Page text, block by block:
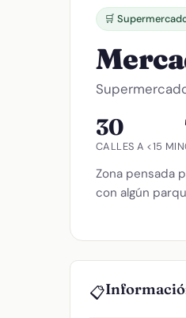
🛒
30
CALLES A <15 MIN
Zona pensada
con algún
📋